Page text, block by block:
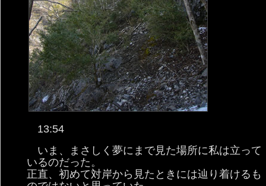
13:54
いま、まさしく夢にまで見た場所に私は立って
いるのだった。
正直、初めて対岸から見たときには辿り着けるも